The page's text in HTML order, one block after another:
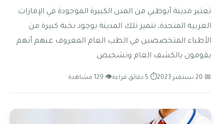
تعتبر مدينة أبوظبي من المدن الكبيرة الموجودة في الإمارات
العربية المتحدة، تتميز تلك المدينة بوجود نخبة كبيرة من
الأطباء المتخصصين في الطب العام المعروف عنهم أنهم
يقومون بالكشف العام وتشخيص
📅 20 سبتمبر 2023 ⏱ 5 دقائق قراءة 👁 129 مشاهدة